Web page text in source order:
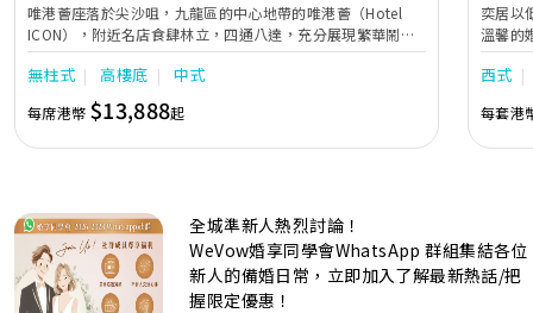
唯港薈座落於尖沙咀，九龍區的中心地帶的唯港薈（Hotel
ICON），附近名店食肆林立，四通八達，充分展現繁華鬧巿
中的活力個性，成為一眾準新人舉辦婚宴的熱門之選。專業團
隊由策劃統籌至所有婚宴每個細節，唯港薈都力臻完美，保證
讓您留下獨特的醉人回憶。 擁有時尚高樓頂的Silverbox宴會
廳，配置了全套先進的視聽影音及燈光設備配套，並採用極富
現代時尚感的水晶玻璃燈，演繹出與別不同的經典神韻。不論
準新人的個性及預算﹔保證為您打造夢寐以求的特別日子，令
賓客永誌難忘！
無柱式 高樓底 中式
每席港幣 $13,888起
奕居以
溫馨的
團隊會
西式
每套港
全城準新人熱烈討論！
WeVow婚享同學會WhatsApp 群組集結各位
新人的備婚日常，立即加入了解最新熱話/把
握限定優惠！